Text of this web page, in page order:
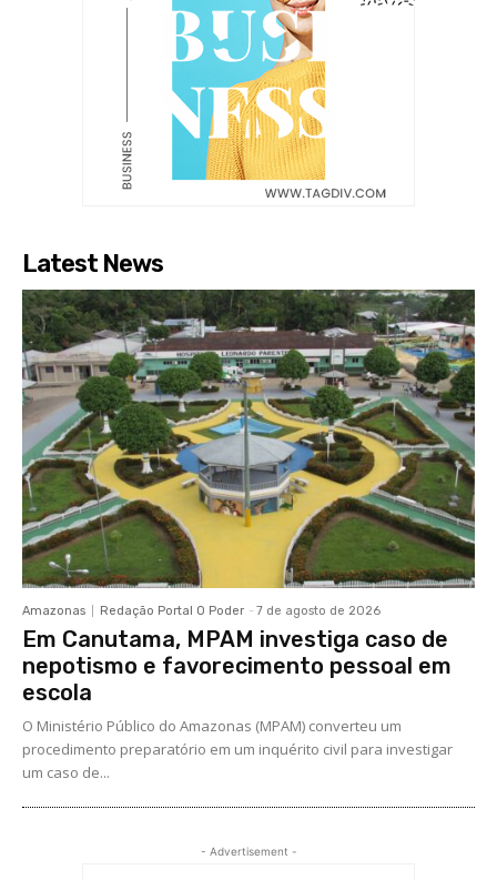
Latest News
Amazonas Redação Portal O Poder - 7 de agosto de 2026
Em Canutama, MPAM investiga caso de
nepotismo e favorecimento pessoal em
escola
O Ministério Público do Amazonas (MPAM) converteu um
procedimento preparatório em um inquérito civil para investigar
um caso de...
- Advertisement -